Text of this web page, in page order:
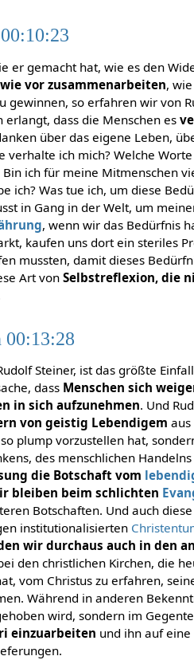
er gemacht hat, wie es den
vor zusammenarbeiten,
so erfahren wir von
erlangt, dass die Menschen es
über das eigene Leben,
verhalte ich mich? Welche
ich für meine Mitmenschen
ich? Was tue ich, um diese
in Gang in der Welt, um
, wenn wir das Bedürfnis
kaufen uns dort ein steriles
mussten, damit dieses
Art vonSelbstreflexion, die
00:13:28
Steiner, ist das größte
dass Menschen sich
in sich aufzunehmen. Und
von geistig Lebendigem
plump vorzustellen hat,
des menschlichen
die Botschaft vom
bleiben beim schlichten
Botschaften. Und auch
institutionalisierten
wir durchaus auch in den
den christlichen Kirchen, die
vom Christus zu erfahren,
Während in anderen
wird, sondern im
einzuarbeiten und ihn auf